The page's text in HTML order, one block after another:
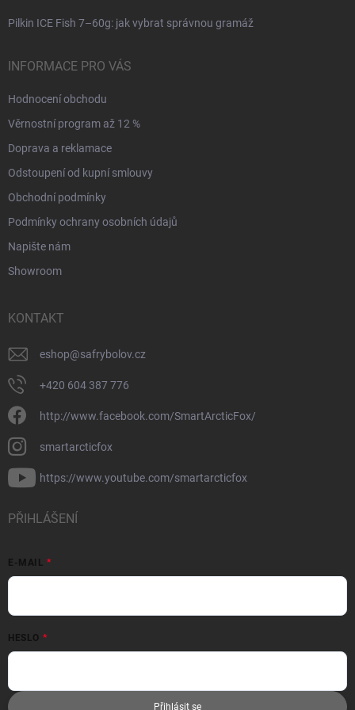
Pilkin ICE Fish 7–60g: jak vybrat správnou gramáž
INFORMACE PRO VÁS
Hodnocení obchodu
Věrnostní program až 12 %
Doprava a reklamace
Odstoupení od kupní smlouvy
Obchodní podmínky
Podmínky ochrany osobních údajů
Napište nám
Showroom
KONTAKT
eshop@safrybolov.cz
+420 604 387 776
http://www.facebook.com/SmartArcticFox/
smartarcticfox
https://www.youtube.com/smartarcticfox
PŘIHLÁŠENÍ
E-MAIL
HESLO
Přihlásit se